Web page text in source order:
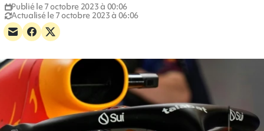
Publié le 7 octobre 2023 à 00:06
Actualisé le 7 octobre 2023 à 06:06